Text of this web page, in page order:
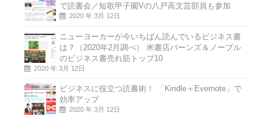
で読書会／短歌甲子園Vの八戸高文芸部員も参加
2020 年 3月 12日
ニューヨーカーが今いちばん読んでいるビジネス書
は？（2020年2月調べ） 米書店バーンズ＆ノーブル
のビジネス書売れ筋トップ10
2020 年 3月 12日
ビジネスに役立つ読書術！ 「Kindle＋Evernote」で
効率アップ
2020 年 3月 12日